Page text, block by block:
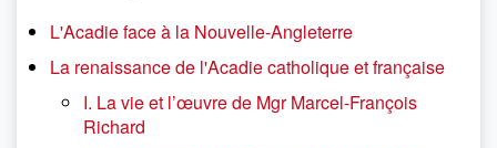
L'Acadie face à la Nouvelle-Angleterre
La renaissance de l'Acadie catholique et française
I. La vie et l’œuvre de Mgr Marcel-François
Richard